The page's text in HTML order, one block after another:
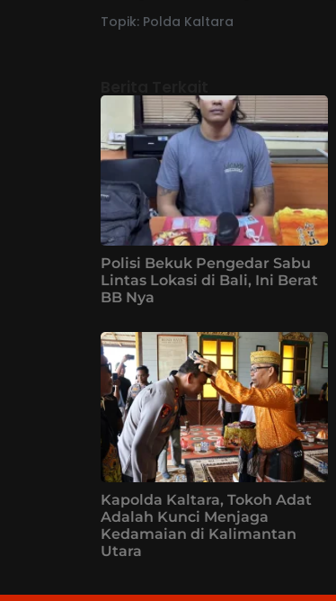
Topik: Polda Kaltara
Polisi Bekuk Pengedar Sabu
Lintas Lokasi di Bali, Ini Berat
BB Nya
Kapolda Kaltara, Tokoh Adat
Adalah Kunci Menjaga
Kedamaian di Kalimantan
Utara